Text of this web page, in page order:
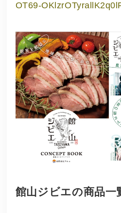
OT69-
館山ジビエの商品一